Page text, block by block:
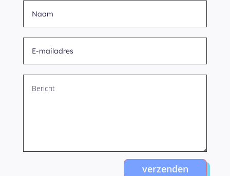
verzenden